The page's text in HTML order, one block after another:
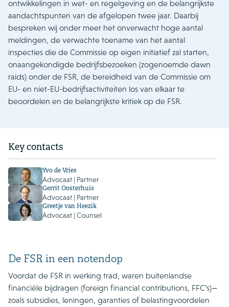
ontwikkelingen in wet- en regelgeving en de belangrijkste
aandachtspunten van de afgelopen twee jaar. Daarbij
bespreken wij onder meer het onverwacht hoge aantal
meldingen, de verwachte toename van het aantal
inspecties die de Commissie op eigen initiatief zal starten,
onaangekondigde bedrijfsbezoeken (zogenoemde dawn
raids) onder de FSR, de bereidheid van de Commissie om
EU- en niet-EU-bedrijfsactiviteiten los van elkaar te
beoordelen en de belangrijkste kritiek op de FSR.
Key contacts
Yvo de Vries
Advocaat | Partner
Gerrit Oosterhuis
Advocaat | Partner
Greetje van Heezik
Advocaat | Counsel
De FSR in een notendop
Voordat de FSR in werking trad, waren buitenlandse
financiële bijdragen (foreign financial contributions, FFC’s)—
zoals subsidies, leningen, garanties of belastingvoordelen